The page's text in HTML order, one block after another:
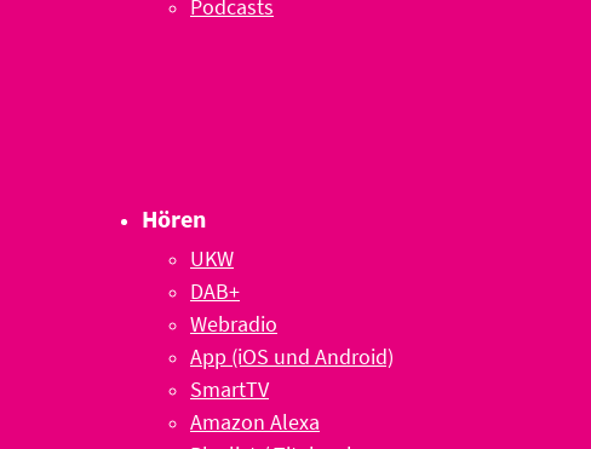
Podcasts
Hören
UKW
DAB+
Webradio
App (iOS und Android)
SmartTV
Amazon Alexa